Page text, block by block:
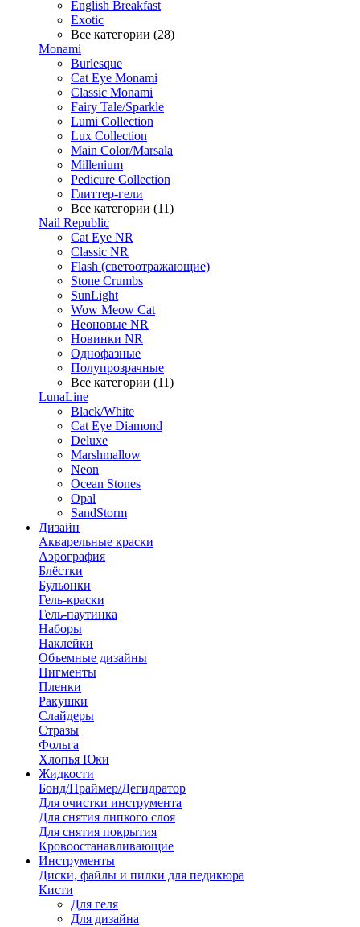
English Breakfast
Exotic
Все категории (28)
Monami
Burlesque
Cat Eye Monami
Classic Monami
Fairy Tale/Sparkle
Lumi Collection
Lux Collection
Main Color/Marsala
Millenium
Pedicure Collection
Глиттер-гели
Все категории (11)
Nail Republic
Cat Eye NR
Classic NR
Flash (светоотражающие)
Stone Crumbs
SunLight
Wow Meow Cat
Неоновые NR
Новинки NR
Однофазные
Полупрозрачные
Все категории (11)
LunaLine
Black/White
Cat Eye Diamond
Deluxe
Marshmallow
Neon
Ocean Stones
Opal
SandStorm
Дизайн
Акварельные краски
Аэрография
Блёстки
Бульонки
Гель-краски
Гель-паутинка
Наборы
Наклейки
Объемные дизайны
Пигменты
Пленки
Ракушки
Слайдеры
Стразы
Фольга
Хлопья Юки
Жидкости
Бонд/Праймер/Дегидратор
Для очистки инструмента
Для снятия липкого слоя
Для снятия покрытия
Кровоостанавливающие
Инструменты
Диски, файлы и пилки для педикюра
Кисти
Для геля
Для дизайна